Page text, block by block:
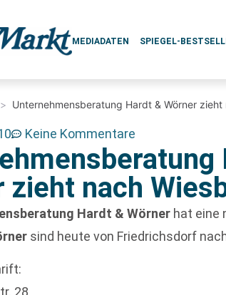
MEDIADATEN SPIEGEL-
> Unternehmensberatung Hardt & Wörner zieht
Keine Kommentare
zieht nach
Hardt & Wörner hat eine
sind heute von Friedrichsdorf